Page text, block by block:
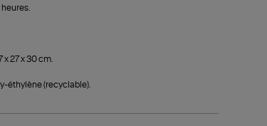
x 27 x 30 cm.
éthylène (recyclable).